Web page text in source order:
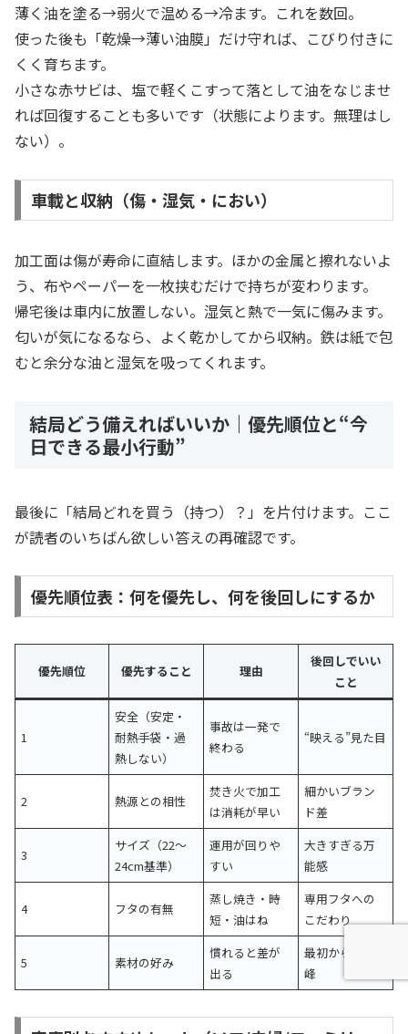
薄く油を塗る→弱火で温める→冷ます。これを数回。
使った後も「乾燥→薄い油膜」だけ守れば、こびり付きに
くく育ちます。
小さな赤サビは、塩で軽くこすって落として油をなじませ
れば回復することも多いです（状態によります。無理はし
ない）。
車載と収納（傷・湿気・におい）
加工面は傷が寿命に直結します。ほかの金属と擦れないよ
う、布やペーパーを一枚挟むだけで持ちが変わります。
帰宅後は車内に放置しない。湿気と熱で一気に傷みます。
匂いが気になるなら、よく乾かしてから収納。鉄は紙で包
むと余分な油と湿気を吸ってくれます。
結局どう備えればいいか｜優先順位と“今
日できる最小行動”
最後に「結局どれを買う（持つ）？」を片付けます。ここ
が読者のいちばん欲しい答えの再確認です。
優先順位表：何を優先し、何を後回しにするか
優先順位 優先すること 理由
後回しでいい
こと
1
安全（安定・
耐熱手袋・過
熱しない）
事故は一発で
終わる
“映える”見た目
2 熱源との相性
焚き火で加工
は消耗が早い
細かいブラン
ド差
3
サイズ（22〜
24cm基準）
運用が回りや
すい
大きすぎる万
能感
4 フタの有無
蒸し焼き・時
短・油はね
専用フタへの
こだわり
5 素材の好み
慣れると差が
出る
最初から最高
峰